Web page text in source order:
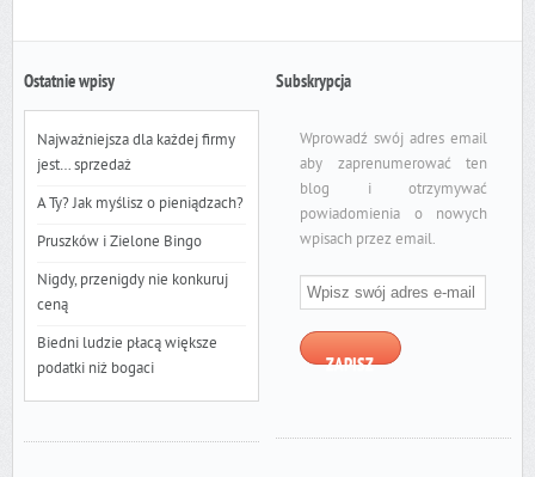
Ostatnie wpisy
Najważniejsza dla każdej firmy
jest… sprzedaż
A Ty? Jak myślisz o pieniądzach?
Pruszków i Zielone Bingo
Nigdy, przenigdy nie konkuruj
ceną
Biedni ludzie płacą większe
podatki niż bogaci
Subskrypcja
Wprowadź swój adres email
aby zaprenumerować ten
blog i otrzymywać
powiadomienia o nowych
wpisach przez email.
Wpisz
swój
adres
e-
ZAPISZ